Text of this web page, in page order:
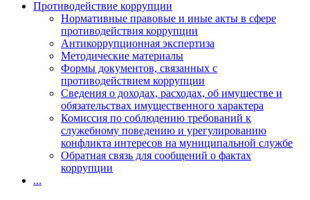
Противодействие коррупции
Нормативные правовые и иные акты в сфере
противодействия коррупции
Антикоррупционная экспертиза
Методические материалы
Формы документов, связанных с
противодействием коррупции
Сведения о доходах, расходах, об имуществе и
обязательствах имущественного характера
Комиссия по соблюдению требований к
служебному поведению и урегулированию
конфликта интересов на муниципальной службе
Обратная связь для сообщений о фактах
коррупции
...